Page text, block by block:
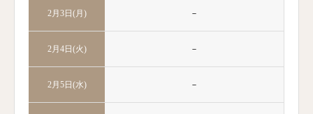
2月3日(月) －
2月4日(火) －
2月5日(水) －